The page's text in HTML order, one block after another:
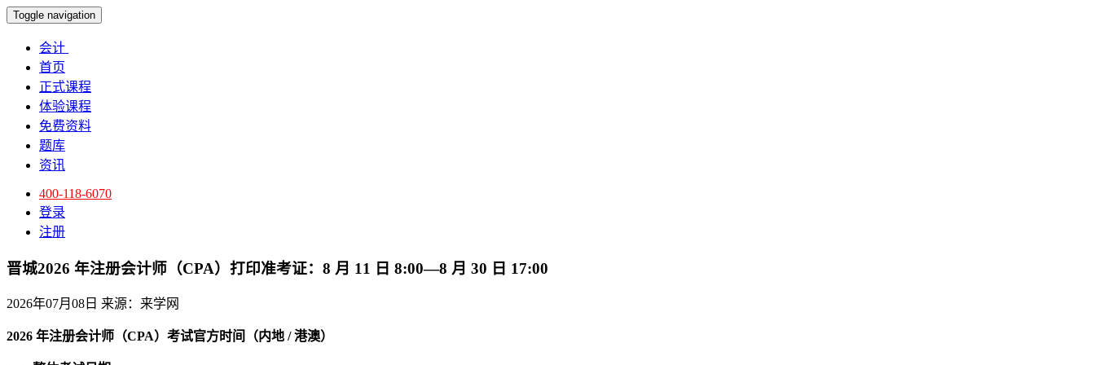
Toggle navigation
会计
首页
正式课程
体验课程
免费资料
题库
资讯
400-118-6070
登录
注册
晋城2026 年注册会计师（CPA）打印准考证：8 月 11 日 8:00—8 月 30 日 17:00
2026年07月08日 来源：来学网
2026 年注册会计师（CPA）考试官方时间（内地 / 港澳）